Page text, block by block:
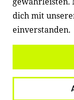
und anderen
dich mit
einverstanden.